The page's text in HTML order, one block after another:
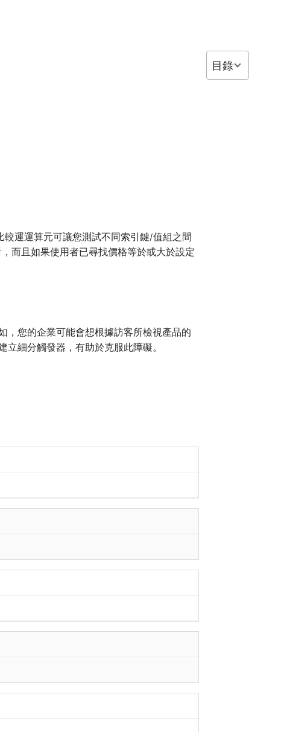
較運運算元可讓您測試不同索引鍵/值組之間
而且如果使用者已尋找價格等於或大於設定
，您的企業可能會想根據訪客所檢視產品的
細分觸發器，有助於克服此障礙。
目錄